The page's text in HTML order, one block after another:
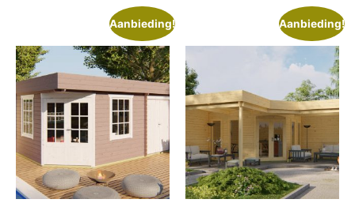
Aanbieding! Aanbieding!